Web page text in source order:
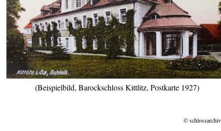
(Beispielbild, Barockschloss Kittlitz, Postkarte 1927)
©